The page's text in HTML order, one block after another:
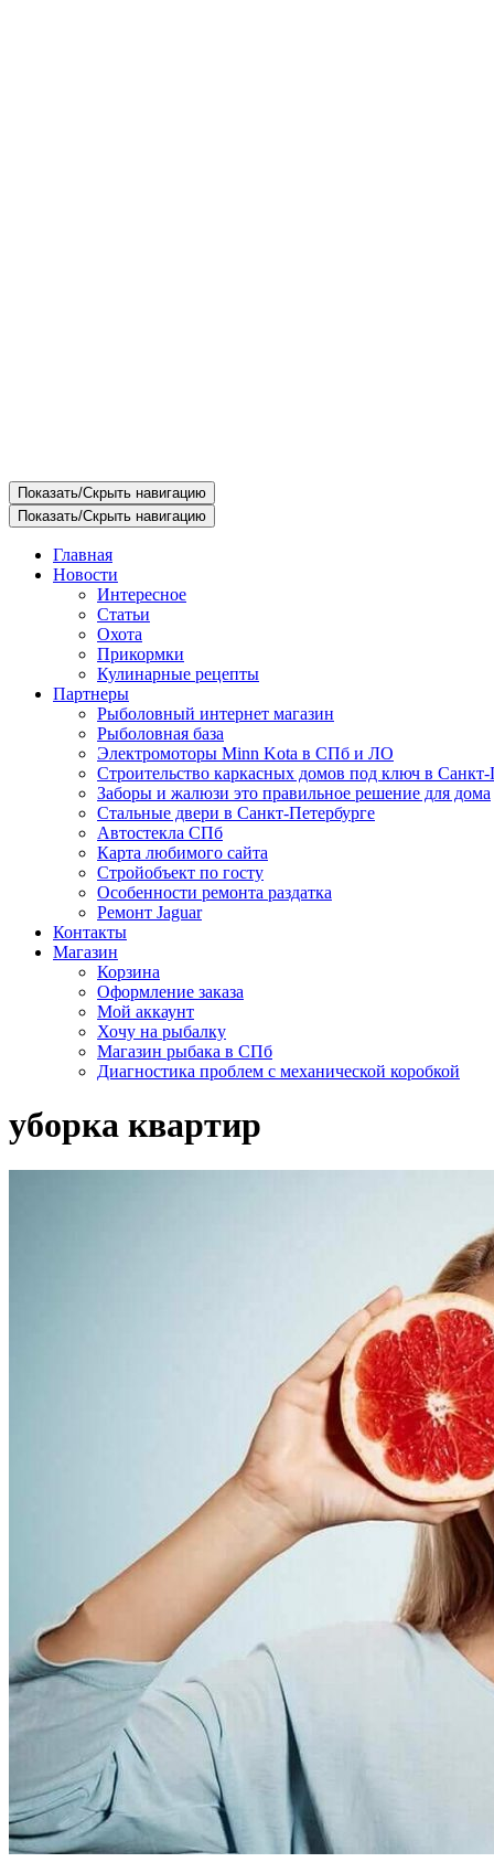
Показать/Скрыть навигацию
Показать/Скрыть навигацию
Главная
Новости
Интересное
Статьи
Охота
Прикормки
Кулинарные рецепты
Партнеры
Рыболовный интернет магазин
Рыболовная база
Электромоторы Minn Kota в СПб и ЛО
Строительство каркасных домов под ключ в Санкт-
Заборы и жалюзи это правильное решение для дома
Стальные двери в Санкт-Петербурге
Автостекла СПб
Карта любимого сайта
Стройобъект по госту
Особенности ремонта раздатка
Ремонт Jaguar
Контакты
Магазин
Корзина
Оформление заказа
Мой аккаунт
Хочу на рыбалку
Магазин рыбака в СПб
Диагностика проблем с механической коробкой
уборка квартир